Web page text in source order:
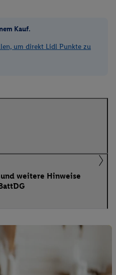
Kauf.
um direkt Lidl Punkte zu
weitere Hinweise